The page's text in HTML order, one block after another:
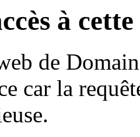
à
de
car la